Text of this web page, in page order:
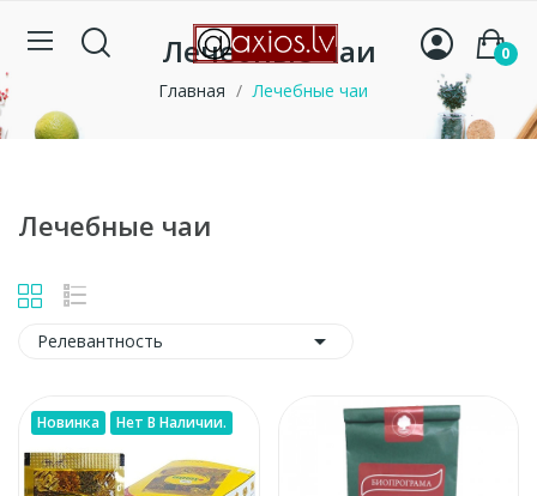
0
Лечебные чаи
Главная Лечебные чаи
Лечебные чаи
Релевантность 
Новинка Нет В Наличии.